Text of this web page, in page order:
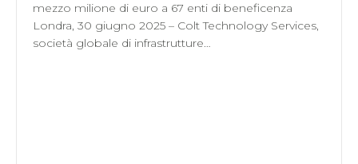
mezzo milione di euro a 67 enti di beneficenza
Londra, 30 giugno 2025 – Colt Technology Services,
società globale di infrastrutture…